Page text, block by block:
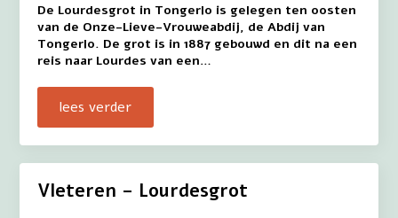
De Lourdesgrot in Tongerlo is gelegen ten oosten
van de Onze-Lieve-Vrouweabdij, de Abdij van
Tongerlo. De grot is in 1887 gebouwd en dit na een
reis naar Lourdes van een…
lees verder
Vleteren – Lourdesgrot